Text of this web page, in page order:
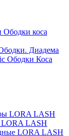
Ободки коса
Диадема
Ободки Коса
LASH